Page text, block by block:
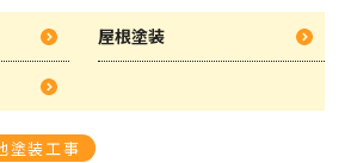
屋根塗装
塗装工事